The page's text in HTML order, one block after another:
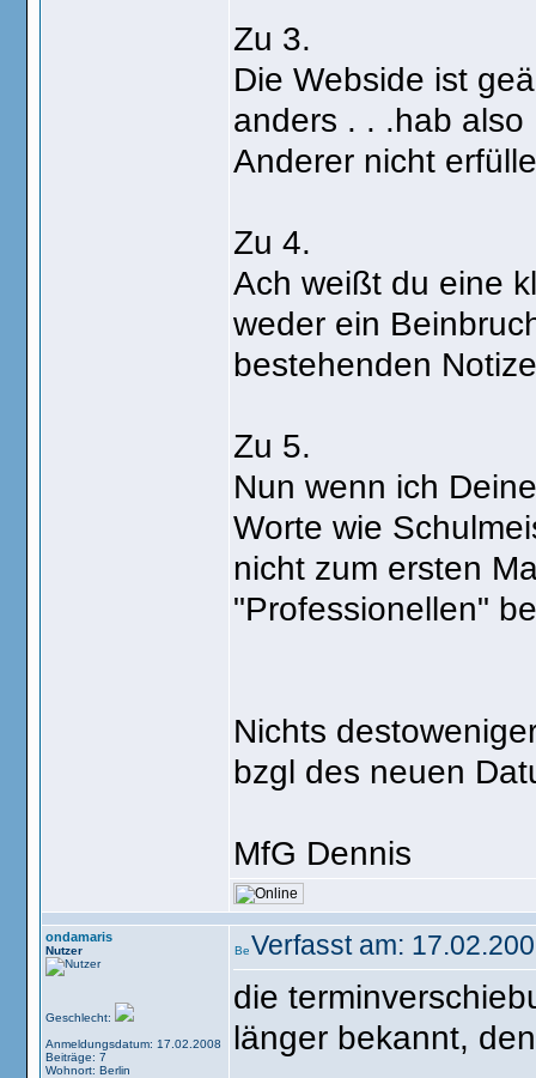
Zu 3.
Die Webside ist
anders . . .hab also
Anderer nicht
Zu 4.
Ach weißt du eine
weder ein
bestehenden
Zu 5.
Nun wenn ich
Worte wie
nicht zum ersten
"Professionellen"
Nichts
bzgl des neuen
MfG Dennis
ondamaris
Nutzer
Geschlecht:
Anmeldungsdatum: 17.02.2008
Beiträge: 7
Wohnort: Berlin
Verfasst am:
die
länger bekannt,